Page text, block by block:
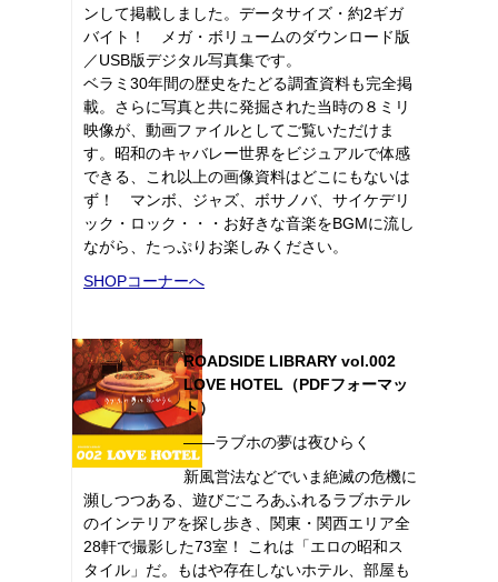
ンして掲載しました。データサイズ・約2ギガ
バイト！ メガ・ボリュームのダウンロード版
／USB版デジタル写真集です。
ベラミ30年間の歴史をたどる調査資料も完全掲
載。さらに写真と共に発掘された当時の８ミリ
映像が、動画ファイルとしてご覧いただけま
す。昭和のキャバレー世界をビジュアルで体感
できる、これ以上の画像資料はどこにもないは
ず！ マンボ、ジャズ、ボサノバ、サイケデリ
ック・ロック・・・お好きな音楽をBGMに流し
ながら、たっぷりお楽しみください。
SHOPコーナーへ
ROADSIDE LIBRARY vol.002
LOVE HOTEL（PDFフォーマッ
ト）
――ラブホの夢は夜ひらく
新風営法などでいま絶滅の危機に
瀕しつつある、遊びごころあふれるラブホテル
のインテリアを探し歩き、関東・関西エリア全
28軒で撮影した73室！ これは「エロの昭和ス
タイル」だ。もはや存在しないホテル、部屋も